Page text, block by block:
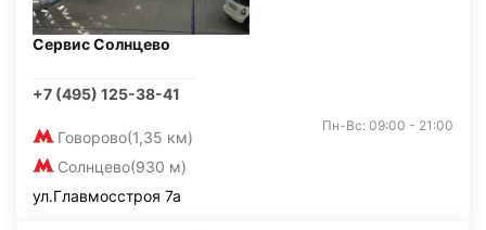
Сервис Солнцево
+7 (495) 125-38-41
Говорово(1,35 км)
Солнцево(930 м)
Пн-Вс: 09:00 - 21:00
ул.Главмосстроя 7а